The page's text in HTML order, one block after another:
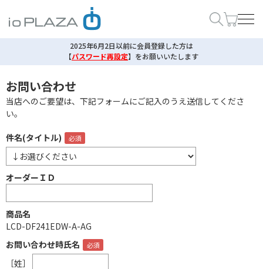
2025年6月2日以前に会員登録した方は
【パスワード再設定】 をお願いいたします
お問い合わせ
当店へのご要望は、下記フォームにご記入のうえ送信してくださ
い。
件名(タイトル)
オーダーＩＤ
商品名
LCD-DF241EDW-A-AG
お問い合わせ時氏名
［姓］